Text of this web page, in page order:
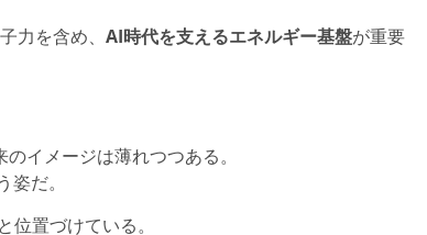
力を含め、 AI時代を支えるエネルギー基盤が重要
イメージは薄れつつある。
姿だ。
置づけている。